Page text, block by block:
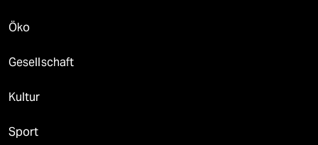
Öko
Gesellschaft
Kultur
Sport